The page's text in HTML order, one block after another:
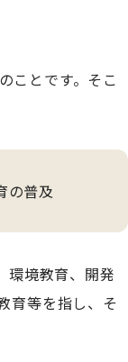
ことです。そこ
の普及
環境教育、開発
育等を指し、そ